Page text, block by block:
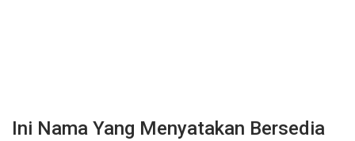
Ini Nama Yang Menyatakan Bersedia